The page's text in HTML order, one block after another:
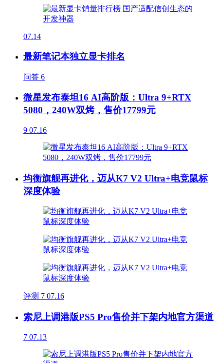
07.14
最新笔记本独立显卡排名
问答 6
微星发布泰坦16 AI高阶版：Ultra 9+RTX
5080，240W双烤，售价17799元
9 07.16
均衡旗舰再进化，迈从K7 V2 Ultra+电竞鼠标
深度体验
评测 7 07.16
索尼上调港版PS5 Pro售价并下架内地官方渠道
7 07.13